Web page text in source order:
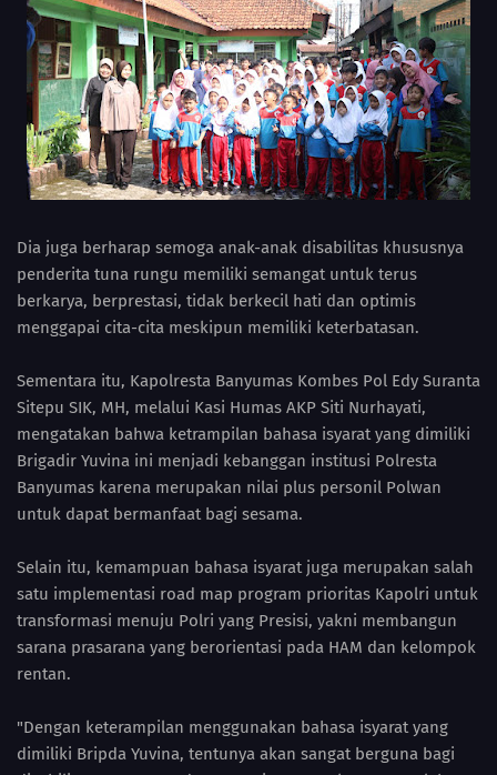
Dia juga berharap semoga anak-anak disabilitas khususnya
penderita tuna rungu memiliki semangat untuk terus
berkarya, berprestasi, tidak berkecil hati dan optimis
menggapai cita-cita meskipun memiliki keterbatasan.
Sementara itu, Kapolresta Banyumas Kombes Pol Edy Suranta
Sitepu SIK, MH, melalui Kasi Humas AKP Siti Nurhayati,
mengatakan bahwa ketrampilan bahasa isyarat yang dimiliki
Brigadir Yuvina ini menjadi kebanggan institusi Polresta
Banyumas karena merupakan nilai plus personil Polwan
untuk dapat bermanfaat bagi sesama.
Selain itu, kemampuan bahasa isyarat juga merupakan salah
satu implementasi road map program prioritas Kapolri untuk
transformasi menuju Polri yang Presisi, yakni membangun
sarana prasarana yang berorientasi pada HAM dan kelompok
rentan.
"Dengan keterampilan menggunakan bahasa isyarat yang
dimiliki Bripda Yuvina, tentunya akan sangat berguna bagi